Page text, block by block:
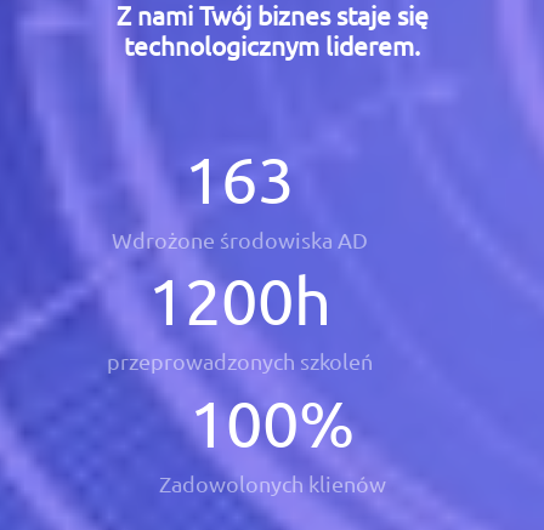
Z nami Twój biznes staje się
technologicznym liderem.
163
Wdrożone środowiska AD
1200h
przeprowadzonych szkoleń
100%
Zadowolonych klienów